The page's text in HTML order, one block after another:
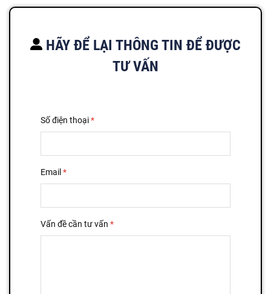
HÃY ĐỂ LẠI THÔNG TIN ĐỂ ĐƯỢC
TƯ VẤN